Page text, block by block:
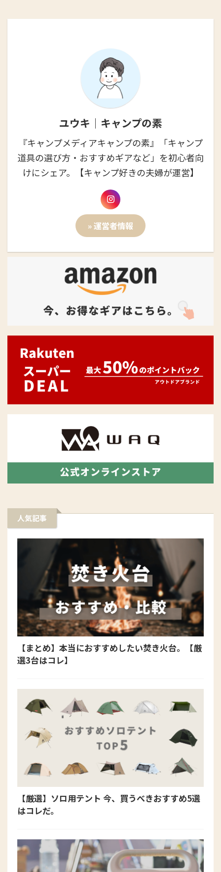
ユウキ｜キャンプの素
『キャンプメディアキャンプの素』「キャンプ
道具の選び方・おすすめギアなど」を初心者向
けにシェア。【キャンプ好きの夫婦が運営】
» 運営者情報
人気記事
【まとめ】本当におすすめしたい焚き火台。【厳
選3台はコレ】
【厳選】ソロ用テント 今、買うべきおすすめ5選
はコレだ。